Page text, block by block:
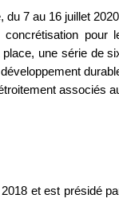
du 7 au 16 juillet
pour
une série de
associés
et est présidé